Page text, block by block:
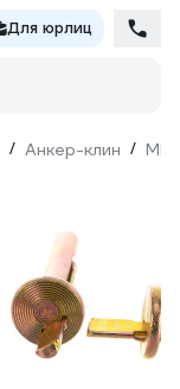
Для юрлиц
/ Анкер-клин /